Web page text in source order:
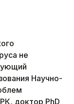
не
Научно-
доктор PhD